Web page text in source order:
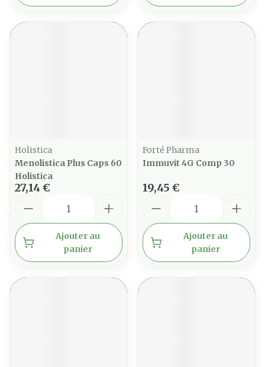
Holistica
Menolistica Plus Caps 60
Holistica
27,14 €
Ajouter au
panier
Forté Pharma
Immuvit 4G Comp 30
19,45 €
Ajouter au
panier